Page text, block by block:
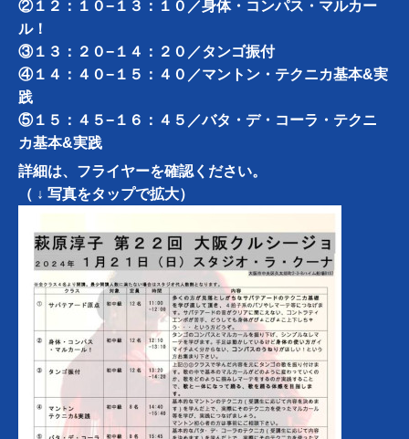
②１２：１０−１３：１０／身体・コンパス・マルカー
ル！
③１３：２０−１４：２０／タンゴ振付
④１４：４０−１５：４０／マントン・テクニカ基本&実
践
⑤１５：４５−１６：４５／バタ・デ・コーラ・テクニ
カ基本&実践
詳細は、フライヤーを確認ください。
（ ↓ 写真をタップで拡大）